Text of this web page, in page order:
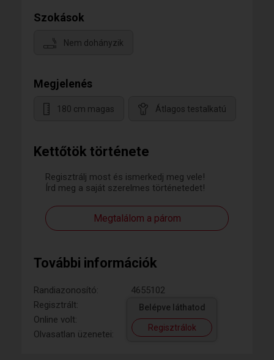
Kettőtök története
Regisztrálj most és ismerkedj meg vele!
Írd meg a saját szerelmes történetedet!
Megtalálom a párom
További információk
Randiazonosító:
4655102
Regisztrált:
Online volt:
Olvasatlan üzenetei:
Belépve láthatod
Regisztrálok
Szokások
Nem dohányzik
Megjelenés
180 cm magas Átlagos testalkatú